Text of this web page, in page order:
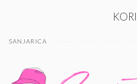
SANJARICA